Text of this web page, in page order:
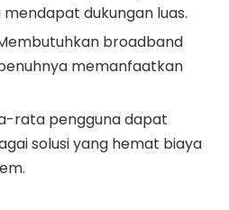
dukungan luas.
broadband
memanfaatkan
rata pengguna dapat
solusi yang hemat biaya